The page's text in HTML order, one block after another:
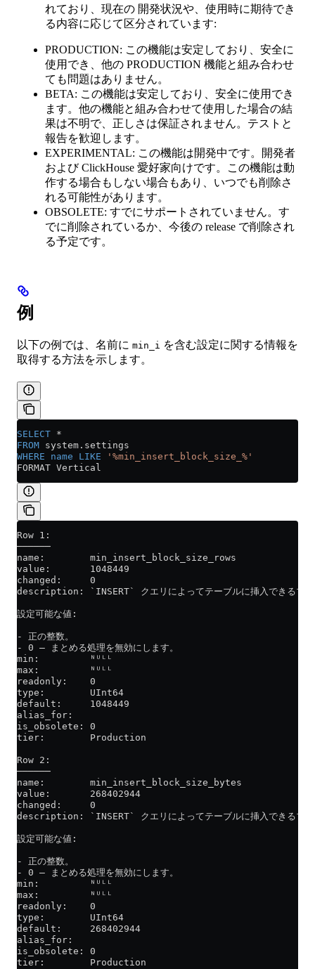
れており、現在の 開発状況や、使用時に期待でき
る内容に応じて区分されています:
PRODUCTION: この機能は安定しており、安全に
使用でき、他の PRODUCTION 機能と組み合わせ
ても問題はありません。
BETA: この機能は安定しており、安全に使用でき
ます。他の機能と組み合わせて使用した場合の結
果は不明で、正しさは保証されません。テストと
報告を歓迎します。
EXPERIMENTAL: この機能は開発中です。開発者
および ClickHouse 愛好家向けです。この機能は動
作する場合もしない場合もあり、いつでも削除さ
れる可能性があります。
OBSOLETE: すでにサポートされていません。す
でに削除されているか、今後の release で削除され
る予定です。
例
以下の例では、名前に min_i を含む設定に関する情報を
取得する方法を示します。
SELECT *
FROM system . settings
WHERE name LIKE '%min_insert_block_size_%'
FORMAT Vertical
Row 1:
──────
name:        min_insert_block_size_rows
value:       1048449
changed:     0
description: `INSERT` クエリによってテーブルに挿入できるブロッ
設定可能な値:
- 正の整数。
- 0 — まとめる処理を無効にします。
min:         ᴺᵁᴸᴸ
max:         ᴺᵁᴸᴸ
readonly:    0
type:        UInt64
default:     1048449
alias_for:
is_obsolete: 0
tier:        Production
Row 2:
──────
name:        min_insert_block_size_bytes
value:       268402944
changed:     0
description: `INSERT` クエリによってテーブルに挿入できるブロッ
設定可能な値:
- 正の整数。
- 0 — まとめる処理を無効にします。
min:         ᴺᵁᴸᴸ
max:         ᴺᵁᴸᴸ
readonly:    0
type:        UInt64
default:     268402944
alias_for:
is_obsolete: 0
tier:        Production